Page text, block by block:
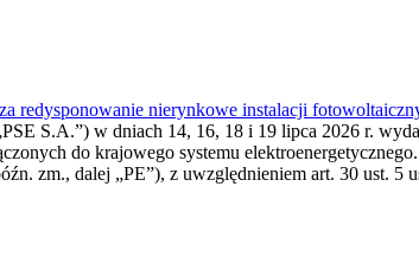
redysponowanie nierynkowe instalacji
S.A.”) w dniach 14, 16, 18 i 19 lipca 2026 r.
do krajowego systemu
zm., dalej „PE”), z uwzględnieniem art. 30 ust. 5